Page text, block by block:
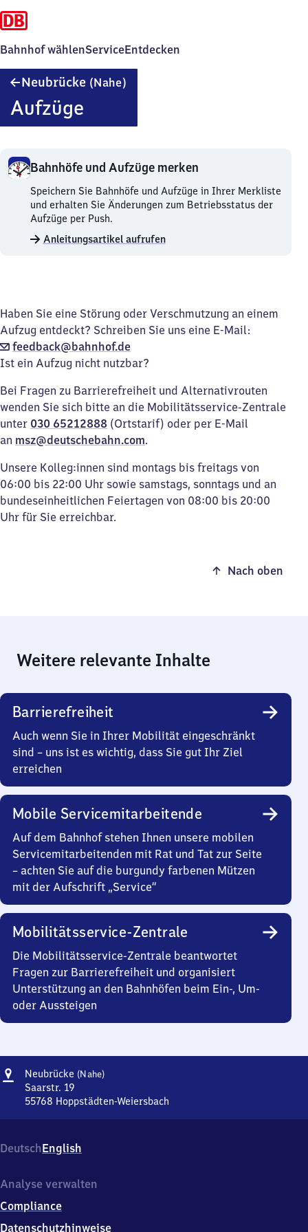
Bahnhof wählenServiceEntdecken
Neubrücke (Nahe)
Aufzüge
Bahnhöfe und Aufzüge merken
Bahnhöfe
und
Aufzüge
merken.
Speichern Sie Bahnhöfe und Aufzüge in Ihrer Merkliste
und erhalten Sie Änderungen zum Betriebsstatus der
Aufzüge per Push.
Anleitungsartikel aufrufen
Haben Sie eine Störung oder Verschmutzung an einem
Aufzug entdeckt? Schreiben Sie uns eine E-Mail:
feedback@bahnhof.de
Ist ein Aufzug nicht nutzbar?
Bei Fragen zu Barrierefreiheit und Alternativrouten
wenden Sie sich bitte an die Mobilitätsservice-Zentrale
unter 030 65212888 (Ortstarif) oder per E-Mail
an msz@deutschebahn.com.
Unsere Kolleg:innen sind montags bis freitags von
06:00 bis 22:00 Uhr sowie samstags, sonntags und an
bundeseinheitlichen Feiertagen von 08:00 bis 20:00
Uhr für Sie erreichbar.
Nach oben
Weitere relevante Inhalte
Barrierefreiheit
Auch wenn Sie in Ihrer Mobilität eingeschränkt
sind – uns ist es wichtig, dass Sie gut Ihr Ziel
erreichen
Mobile Servicemitarbeitende
Auf dem Bahnhof stehen Ihnen unsere mobilen
Servicemitarbeitenden mit Rat und Tat zur Seite
– achten Sie auf die burgundy farbenen Mützen
mit der Aufschrift „Service“
Mobilitätsservice-Zentrale
Die Mobilitätsservice-Zentrale beantwortet
Fragen zur Barrierefreiheit und organisiert
Unterstützung an den Bahnhöfen beim Ein-, Um-
oder Aussteigen
Adresse
Neubrücke (Nahe)Neubrücke
Saarstr. 19
55768 Hoppstädten-Weiersbach
Saarstr.
19,
5
6
8
DeutschEnglish
Analyse verwalten
Compliance
Datenschutzhinweise